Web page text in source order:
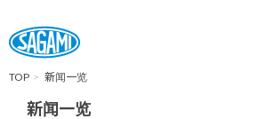
TOP 新闻一览
新闻一览